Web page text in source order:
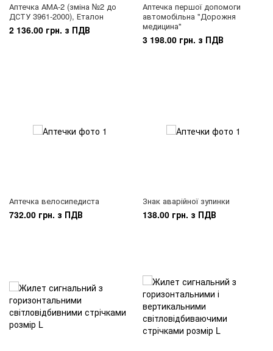
Аптечка АМА-2 (зміна №2 до
ДСТУ 3961-2000), Еталон
2 136.00 грн. з ПДВ
Аптечка першої допомоги
автомобільна "Дорожня
медицина"
3 198.00 грн. з ПДВ
Аптечка велосипедиста
732.00 грн. з ПДВ
Знак аварійної зупинки
138.00 грн. з ПДВ